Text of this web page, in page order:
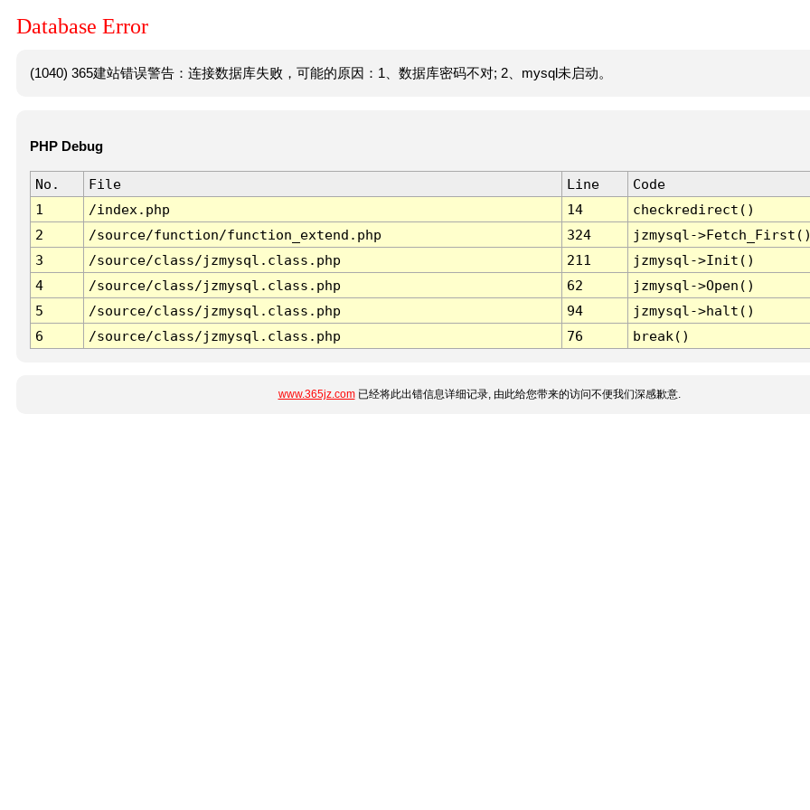
Database Error
(1040) 365建站错误警告：连接数据库失败，可能的原因：1、数据库密码不对; 2、mysql未启动。
PHP Debug
No. File Line
Code
1
/index.php 14
checkredirect()
2
/source/function/function_extend.php 324
jzmysql-
3
/source/class/jzmysql.class.php 211
jzmysql->Init()
4
/source/class/jzmysql.class.php 62
jzmysql->Open()
5
/source/class/jzmysql.class.php 94
jzmysql->halt()
6
/source/class/jzmysql.class.php 76 break()
www.365jz.com已经将此出错信息详细记录, 由此给您带来的访问不便我们深感歉意.